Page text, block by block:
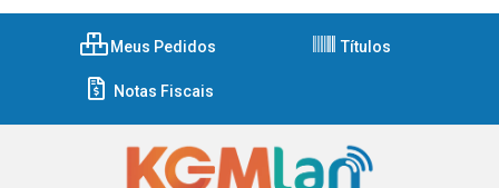
Meus Pedidos Títulos
Notas Fiscais